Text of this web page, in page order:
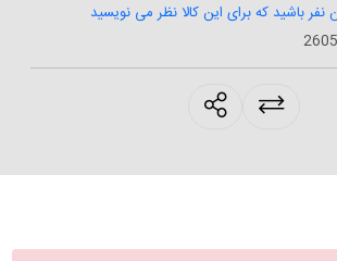
نفر باشید که برای این کالا نظر می نویسید
products.sharing